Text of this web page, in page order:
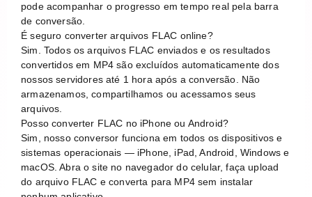
pode acompanhar o progresso em tempo real pela barra
de conversão.
É seguro converter arquivos FLAC online?
Sim. Todos os arquivos FLAC enviados e os resultados
convertidos em MP4 são excluídos automaticamente dos
nossos servidores até 1 hora após a conversão. Não
armazenamos, compartilhamos ou acessamos seus
arquivos.
Posso converter FLAC no iPhone ou Android?
Sim, nosso conversor funciona em todos os dispositivos e
sistemas operacionais — iPhone, iPad, Android, Windows e
macOS. Abra o site no navegador do celular, faça upload
do arquivo FLAC e converta para MP4 sem instalar